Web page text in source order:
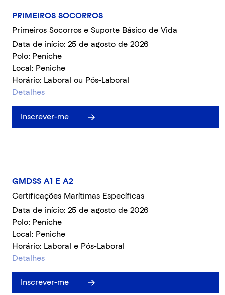
PRIMEIROS SOCORROS
Primeiros Socorros e Suporte Básico de Vida
Data de início: 25 de agosto de 2026
Polo: Peniche
Local: Peniche
Horário: Laboral ou Pós-Laboral
Detalhes
Inscrever-me
GMDSS A1 E A2
Certificações Marítimas Específicas
Data de início: 25 de agosto de 2026
Polo: Peniche
Local: Peniche
Horário: Laboral e Pós-Laboral
Detalhes
Inscrever-me